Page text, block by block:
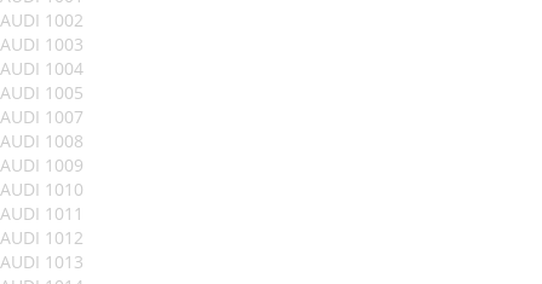
AUDI 1002
AUDI 1003
AUDI 1004
AUDI 1005
AUDI 1007
AUDI 1008
AUDI 1009
AUDI 1010
AUDI 1011
AUDI 1012
AUDI 1013